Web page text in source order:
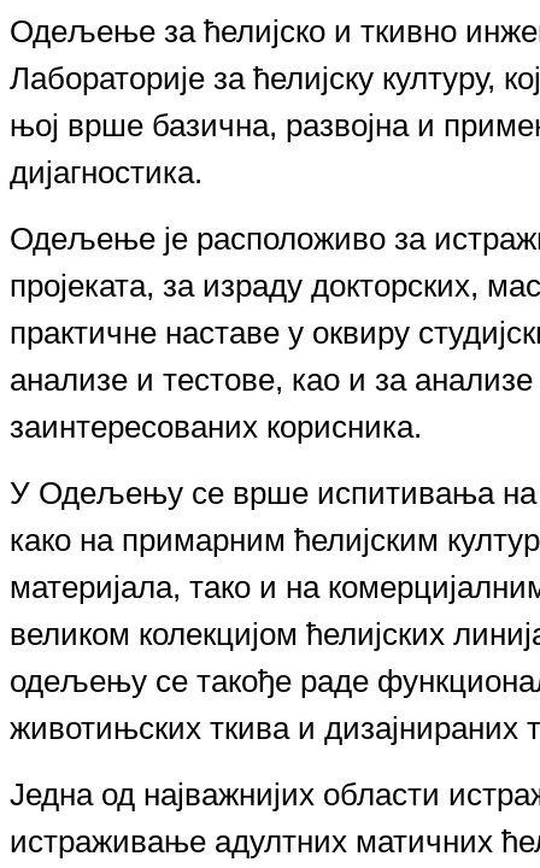
Одељење за ћелијско и ткивно
Лабораторије за ћелијску културу,
њој врше базична, развојна и
дијагностика.
Одељење је расположиво за
пројеката, за израду докторских,
практичне наставе у оквиру
анализе и тестове, као и за
заинтересованих корисника.
У Одељењу се врше испитивања
како на примарним ћелијским
материјала, тако и на
великом колекцијом ћелијских
одељењу се такође раде
животињских ткива и дизајнираних
Једна од најважнијих области
истраживање адултних матичних